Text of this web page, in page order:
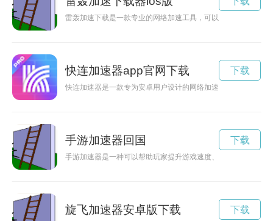
雷轰加速下载是一款专业的网络加速工具，可以帮助用户在下
快连加速器app官网下载
快连加速器是一款专为安卓用户设计的网络加速工具，能够帮
下载
手游加速器回国
手游加速器是一种可以帮助玩家提升游戏速度、减少卡顿的工
下载
旋飞加速器安卓版下载 下载